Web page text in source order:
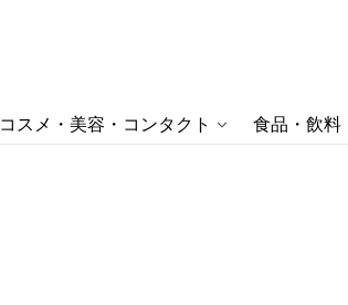
コスメ・美容・コンタクト 食品・飲料